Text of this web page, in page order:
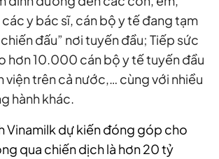
y bác sĩ, cán bộ y tế đang tạm
đấu” nơi tuyến đầu; Tiếp sức
hơn 10.000 cán bộ y tế tuyến đầu
viện trên cả nước,… cùng với nhiều
hành khác.
Vinamilk dự kiến đóng góp cho
qua chiến dịch là hơn 20 tỷ